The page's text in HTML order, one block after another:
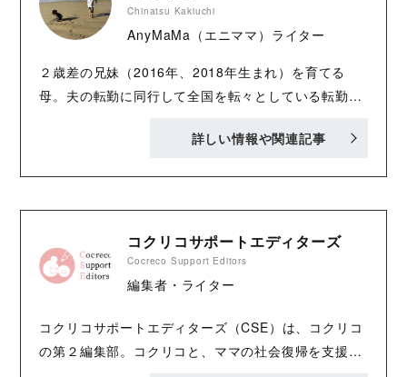
Chinatsu Kakiuchi
AnyMaMa（エニママ）ライター
２歳差の兄妹（2016年、2018年生まれ）を育てる
母。夫の転勤に同行して全国を転々としている転勤
て活動開始。ライフスタイルやビジネスなど、さまざ
https://twitter.com/AnyMaMaJP
詳しい情報や関連記事
コクリコサポートエディターズ
Cocreco Support Editors
編集者・ライター
コクリコサポートエディターズ（CSE）は、コクリコ
の第２編集部。コクリコと、ママの社会復帰を支援す